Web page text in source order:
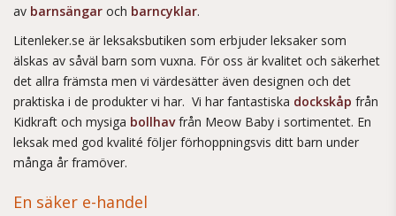
av barnsängar och barncyklar.
Litenleker.se är leksaksbutiken som erbjuder leksaker som
älskas av såväl barn som vuxna. För oss är kvalitet och säkerhet
det allra främsta men vi värdesätter även designen och det
praktiska i de produkter vi har. Vi har fantastiska dockskåp från
Kidkraft och mysiga bollhavfrån Meow Baby i sortimentet. En
leksak med god kvalité följer förhoppningsvis ditt barn under
många år framöver.
En säker e-handel